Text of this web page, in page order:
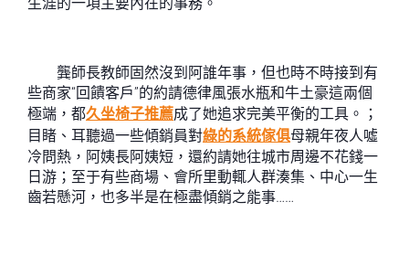
龔師長教師固然沒到阿誰年事，但也時不時接到有
些商家“回饋客戶”的約請德律風張水瓶和牛土豪這兩個
極端，都久坐椅子推薦成了她追求完美平衡的工具。；
目睹、耳聽過一些傾銷員對綠的系統傢俱母親年夜人噓
冷問熱，阿姨長阿姨短，還約請她往城市周邊不花錢一
日游；至于有些商場、會所里動輒人群湊集、中心一生
齒若懸河，也多半是在極盡傾銷之能事……